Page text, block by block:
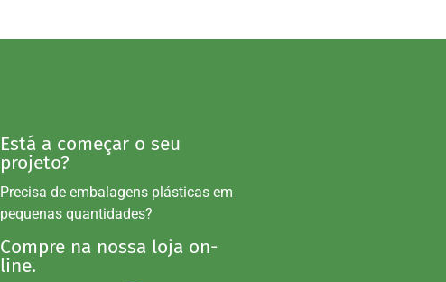
Está a começar o seu
projeto?
Precisa de embalagens plásticas em
pequenas quantidades?
Compre na nossa loja on-
line.